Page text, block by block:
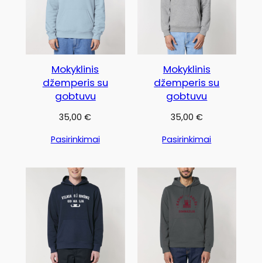
Mokyklinis
džemperis su
gobtuvu
35,00€
Pasirinkimai
Mokyklinis
džemperis su
gobtuvu
35,00 €
Pasirinkimai